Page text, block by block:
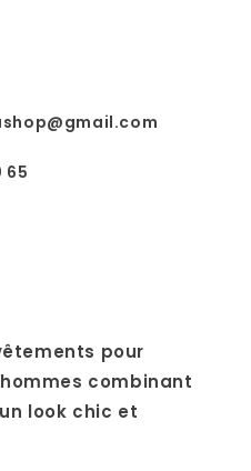
65
pour
combinant
look chic et